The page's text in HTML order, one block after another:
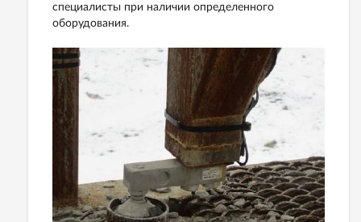
специалисты при наличии определенного
оборудования.